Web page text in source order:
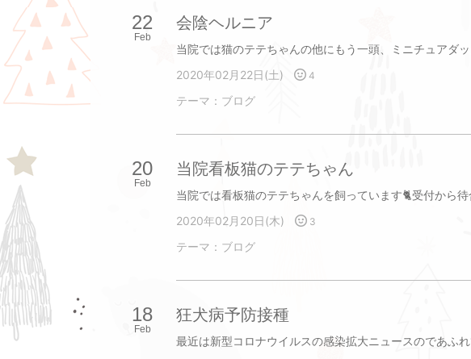
22
Feb
会陰ヘルニア
2020年02月22日(土)
4
テーマ： ブログ
20
Feb
当院看板猫のテテちゃん
2020年02月20日(木)
3
テーマ： ブログ
18
Feb
狂犬病予防接種